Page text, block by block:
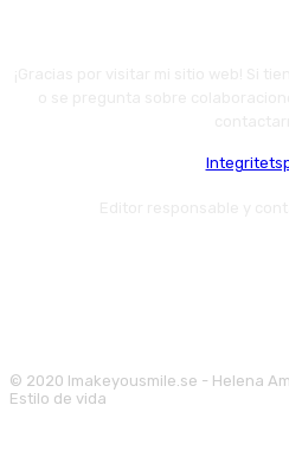
© 2020 Imakeyousmile.se - Helena
Estilo de vida